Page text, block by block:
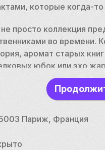
которые когда-
просто коллекция
во
аромат старых
юбок или эхо
мимолетные
Это
Уезжая,
Парижа,
Париж, Франция